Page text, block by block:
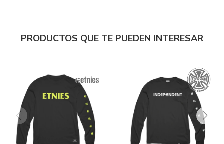
PRODUCTOS QUE TE PUEDEN INTERESAR